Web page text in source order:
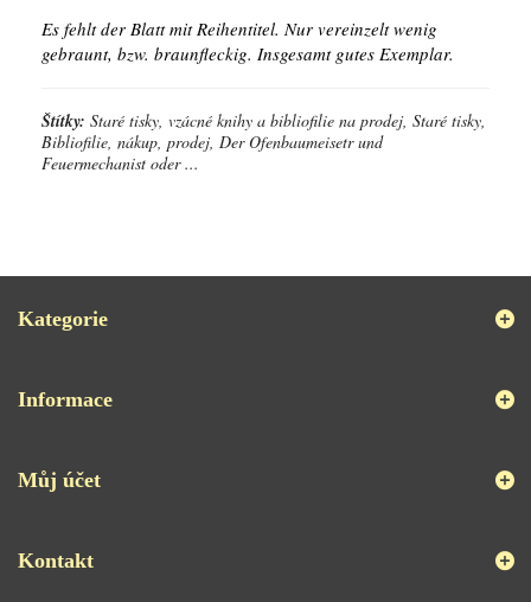
Es fehlt der Blatt mit Reihentitel. Nur vereinzelt wenig
gebraunt, bzw. braunfleckig. Insgesamt gutes Exemplar.
Štítky: Staré tisky, vzácné knihy a bibliofilie na prodej, Staré tisky,
Bibliofilie, nákup, prodej, Der Ofenbaumeisetr und
Feuermechanist oder ...
Kategorie
Informace
Můj účet
Kontakt